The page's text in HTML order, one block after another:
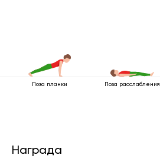
Поза планки Поза расслабления
Награда